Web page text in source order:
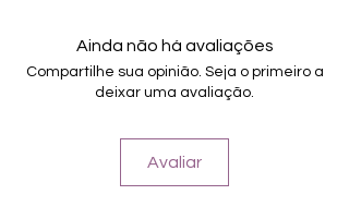
Aguenta até 14 dias
Ainda não há avaliações
Compartilhe sua opinião. Seja o primeiro a
deixar uma avaliação.
Avaliar